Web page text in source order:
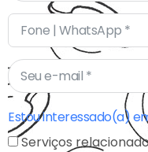
Estou interessado(a)
Serviços